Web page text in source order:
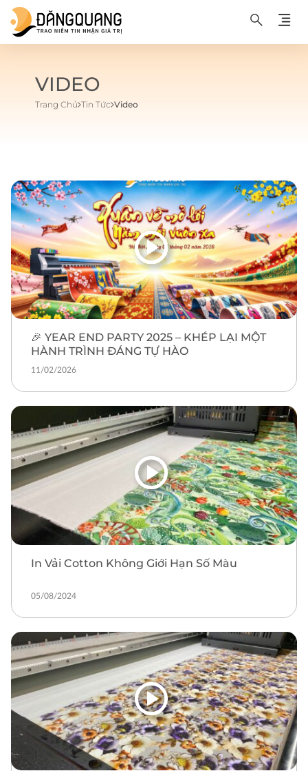
VIDEO
Trang Chủ Tin Tức Video
🎉 YEAR END PARTY 2025 – KHÉP LẠI MỘT
HÀNH TRÌNH ĐÁNG TỰ HÀO
11/02/2026
In Vải Cotton Không Giới Hạn Số Màu
05/08/2024